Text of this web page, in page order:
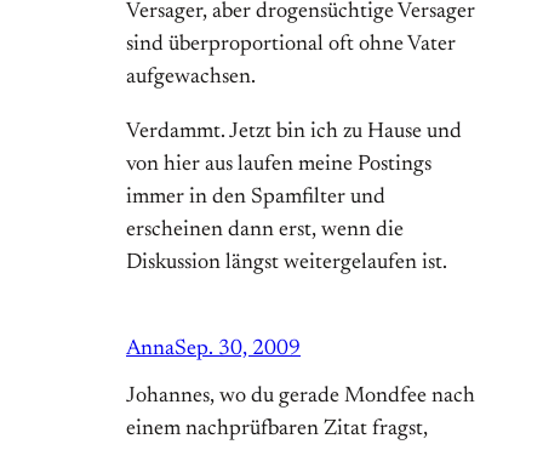
Versager, aber drogensüchtige Versager
sind überproportional oft ohne Vater
aufgewachsen.
Verdammt. Jetzt bin ich zu Hause und
von hier aus laufen meine Postings
immer in den Spamfilter und
erscheinen dann erst, wenn die
Diskussion längst weitergelaufen ist.
AnnaSep. 30, 2009
Johannes, wo du gerade Mondfee nach
einem nachprüfbaren Zitat fragst,